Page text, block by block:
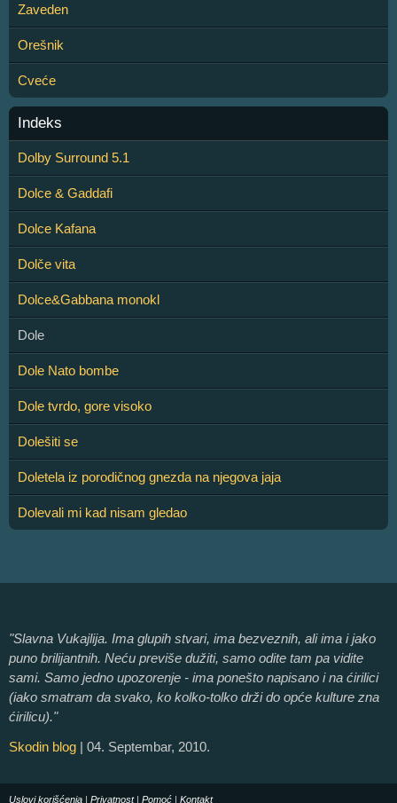
Zaveden
Orešnik
Cveće
Indeks
Dolby Surround 5.1
Dolce & Gaddafi
Dolce Kafana
Dolče vita
Dolce&Gabbana monokl
Dole
Dole Nato bombe
Dole tvrdo, gore visoko
Dolešiti se
Doletela iz porodičnog gnezda na njegova jaja
Dolevali mi kad nisam gledao
"Slavna Vukajlija. Ima glupih stvari, ima bezveznih, ali ima i jako
puno brilijantnih. Neću previše dužiti, samo odite tam pa vidite
sami. Samo jedno upozorenje - ima ponešto napisano i na ćirilici
(iako smatram da svako, ko kolko-tolko drži do opće kulture zna
ćirilicu)."
Skodin blog | 04. Septembar, 2010.
Uslovi korišćenja | Privatnost| Pomoć | Kontakt